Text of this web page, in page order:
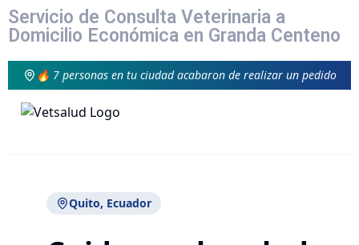
Servicio de Consulta Veterinaria a
Domicilio Económica en Granda Centeno